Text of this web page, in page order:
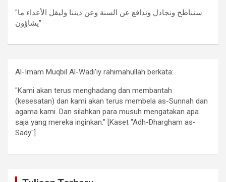
"سنناطح ونجادل وندافع عن السنة وعن ديننا وليقل الأعداء ما
يشاؤون"
Al-Imam Muqbil Al-Wadi'iy rahimahullah berkata:
"Kami akan terus menghadang dan membantah
(kesesatan) dan kami akan terus membela as-Sunnah dan
agama kami. Dan silahkan para musuh mengatakan apa
saja yang mereka inginkan." [Kaset "Adh-Dhargham as-
Sady"]